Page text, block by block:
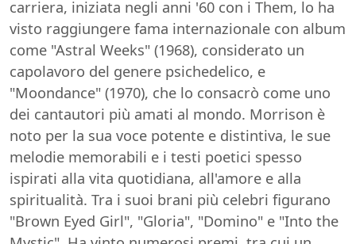
carriera, iniziata negli anni '60 con i Them, lo ha
visto raggiungere fama internazionale con album
come "Astral Weeks" (1968), considerato un
capolavoro del genere psichedelico, e
"Moondance" (1970), che lo consacrò come uno
dei cantautori più amati al mondo. Morrison è
noto per la sua voce potente e distintiva, le sue
melodie memorabili e i testi poetici spesso
ispirati alla vita quotidiana, all'amore e alla
spiritualità. Tra i suoi brani più celebri figurano
"Brown Eyed Girl", "Gloria", "Domino" e "Into the